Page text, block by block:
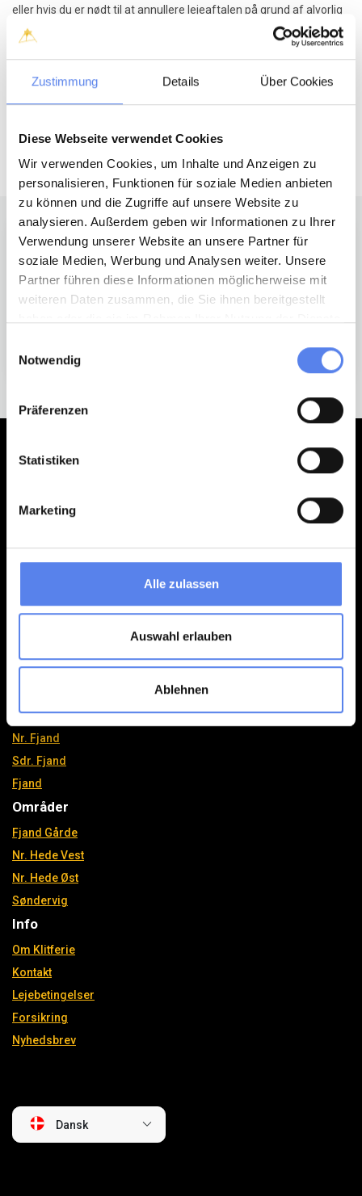
Zustimmung Details Über Cookies
Diese Webseite verwendet Cookies
Wir verwenden Cookies, um Inhalte und Anzeigen zu
personalisieren, Funktionen für soziale Medien anbieten
zu können und die Zugriffe auf unsere Website zu
analysieren. Außerdem geben wir Informationen zu Ihrer
Verwendung unserer Website an unsere Partner für
soziale Medien, Werbung und Analysen weiter. Unsere
Partner führen diese Informationen möglicherweise mit
weiteren Daten zusammen, die Sie ihnen bereitgestellt
Notwendig
Präferenzen
Statistiken
Marketing
Alle zulassen
Auswahl erlauben
Ablehnen
eller hvis du er nødt til at annullere lejeaftalen på grund af alvorlig
sygdom i familien.
Præmien for afbestillingsforsikringen er 6% af lejebeløbet.
Den kan ikke refunderes, hvis lejekontrakten annulleres.
Bookinger for 2027
For alle ophold fra 1. januar 2027 er rejseafbestillingsforsikringen
CODAN
DK-6990 Ulfborg
+45 97 49 51 95
Se vores Instagram
Områder
Vester Husby
Nr. Fjand
Sdr. Fjand
Fjand
Områder
Fjand Gårde
Nr. Hede Vest
Nr. Hede Øst
Søndervig
Info
Om Klitferie
Kontakt
Lejebetingelser
Forsikring
Nyhedsbrev
Dansk